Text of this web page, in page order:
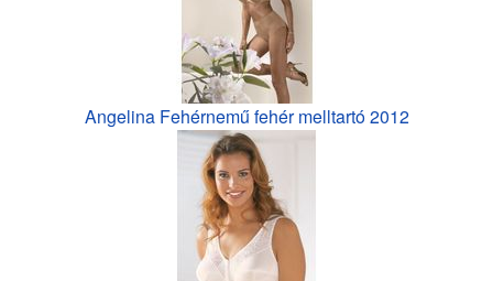
Angelina Fehérnemű fehér melltartó 2012